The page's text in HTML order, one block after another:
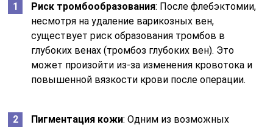
Риск тромбообразования: После флебэктомии,
несмотря на удаление варикозных вен,
существует риск образования тромбов в
глубоких венах (тромбоз глубоких вен). Это
может произойти из-за изменения кровотока и
повышенной вязкости крови после операции.
Пигментация кожи: Одним из возможных